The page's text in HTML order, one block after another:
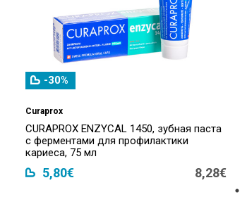
-30%
Curaprox
CURAPROX ENZYCAL 1450, зубная паста
с ферментами для профилактики
кариеса, 75 мл
5,80€ 8,28€